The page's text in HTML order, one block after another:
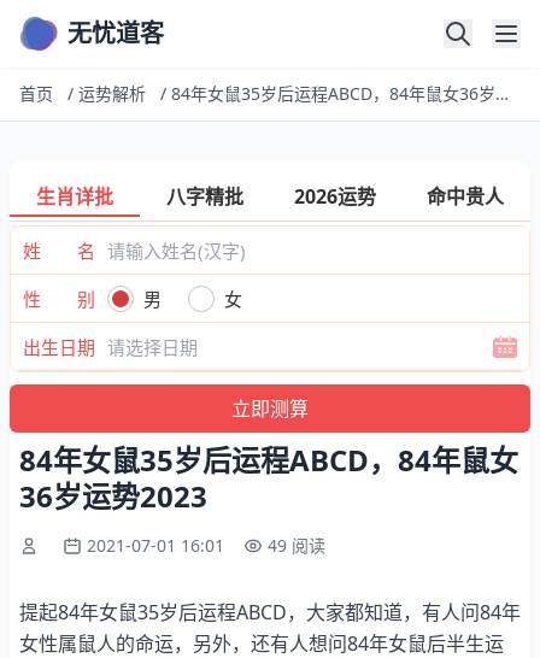
无忧道客
首页 / 运势解析 / 84年女鼠35岁后运程ABCD，84年鼠女36岁运势2023
生肖详批 八字精批 2026运势 命中贵人
姓 名
性 别
男
女
出生日期
84年女鼠35岁后运程ABCD，84年鼠女
36岁运势2023
2021-07-01 16:01 49 阅读
提起84年女鼠35岁后运程ABCD，大家都知道，有人问84年
女性属鼠人的命运，另外，还有人想问84年女鼠后半生运